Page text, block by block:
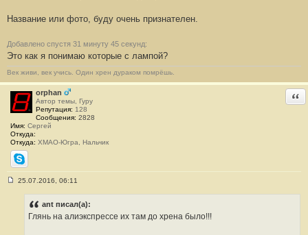
щ
и
#
1
6
3
Название или фото, буду очень признателен.
Добавлено спустя 31 минуту 45 секунд:
Это как я понимаю которые с лампой?
Век живи, век учись. Один хрен дураком помрёшь.
orphan
Автор темы, Гуру
Репутация: 128
Сообщения: 2828
Имя: Сергей
Откуда:
Откуда: ХМАО-Югра, Нальчик
Skype
25.07.2016, 06:11
ant писал(а):
Глянь на алиэкспрессе их там до хрена было!!!